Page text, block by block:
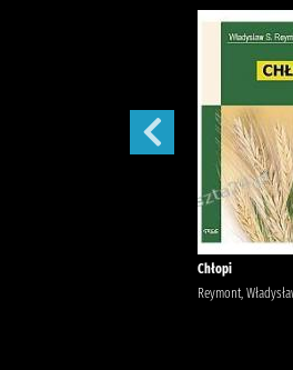
Chłopi
Reymont,